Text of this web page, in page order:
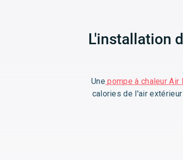
L'installation
Une pompe à chaleur Air
calories de l'air